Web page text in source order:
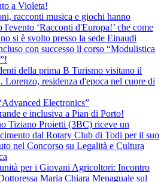
a Violeta!
racconti musica e giochi hanno
l'evento ‘Racconti d'Europa!’ che come
si è svolto presso la sede Einaudi
con successo il corso “Modulistica
della prima B Turismo visitano il
Lorenzo, residenza d'epoca nel cuore di
Electronics”
e inclusiva a Pian di Porto!
Tiziano Proietti (3BC) riceve un
dal Rotary Club di Todi per il suo
nel Concorso su Legalità e Cultura
per i Giovani Agricoltori: Incontro
Maria Chiara Menaguale sul